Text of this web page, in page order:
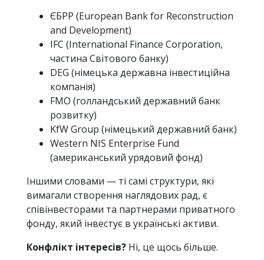
ЄБРР (European Bank for Reconstruction
and Development)
IFC (International Finance Corporation,
частина Світового банку)
DEG (німецька державна інвестиційна
компанія)
FMO (голландський державний банк
розвитку)
KfW Group (німецький державний банк)
Western NIS Enterprise Fund
(американський урядовий фонд)
Іншими словами — ті самі структури, які
вимагали створення наглядових рад, є
співінвесторами та партнерами приватного
фонду, який інвестує в українські активи.
Конфлікт інтересів? Ні, це щось більше.